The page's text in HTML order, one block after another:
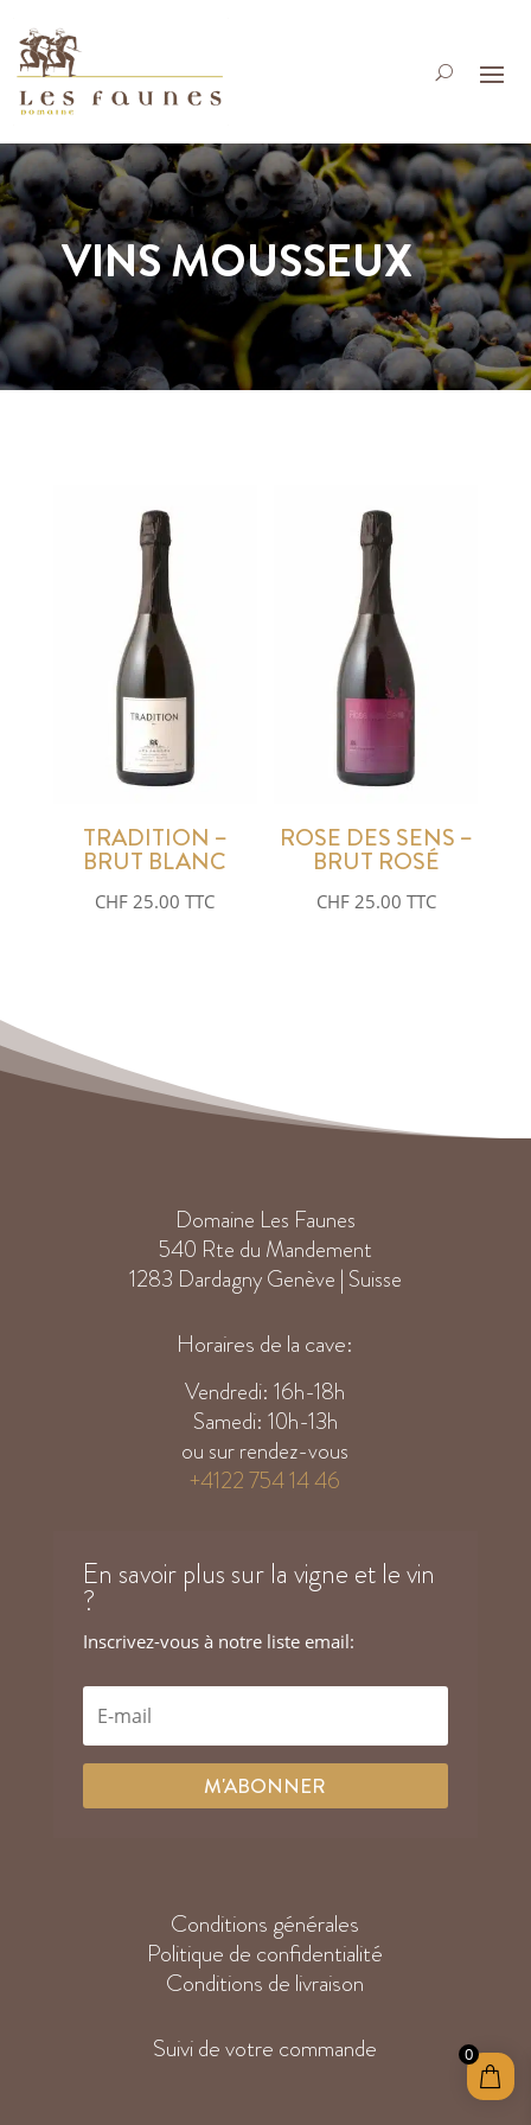
VINS MOUSSEUX
TRADITION –
BRUT BLANC
CHF 25.00 TTC
ROSE DES SENS –
BRUT ROSÉ
CHF25.00 TTC
Domaine Les Faunes
540 Rte du Mandement
1283 Dardagny Genève | Suisse
Horaires de la cave:
Vendredi: 16h-18h
Samedi: 10h-13h
ou sur rendez-vous
+4122 754 14 46
En savoir plus sur la vigne et le vin
?
Inscrivez-vous à notre liste email:
M'ABONNER
Conditions générales
Politique de confidentialité
Conditions de livraison
Suivi de votre commande
0